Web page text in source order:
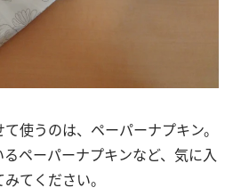
使うのは、ペーパーナプキン。
ペーパーナプキンなど、気に入
てください。